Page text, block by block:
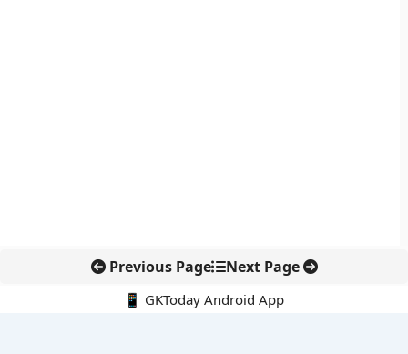
Previous Page Next Page
📱 GKToday Android App